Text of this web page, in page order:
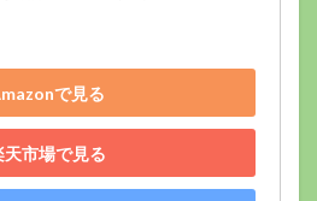
で見る
天市場で見る